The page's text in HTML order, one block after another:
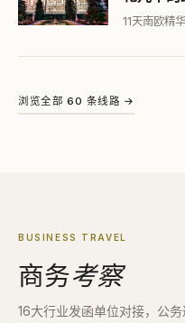
11天南欧精华
浏览全部 60 条线路 →
BUSINESS TRAVEL
商务考察
16大行业发函单位对接，公